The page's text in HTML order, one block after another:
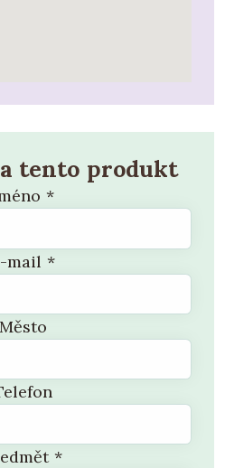
tento produkt
*
mail *
Město
*